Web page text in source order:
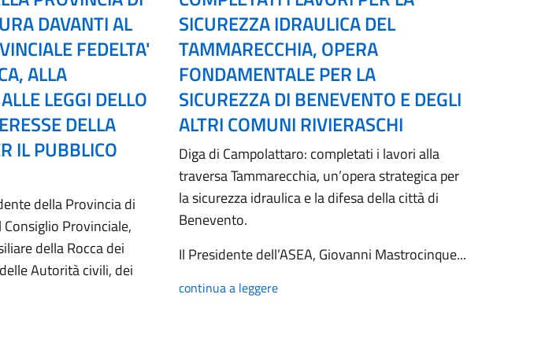
DAVANTI AL
FEDELTA'
ALLA
LEGGI DELLO
DELLA
IL PUBBLICO
della Provincia di
Provinciale,
della Rocca dei
Autorità civili, dei
SICUREZZA IDRAULICA DEL
TAMMARECCHIA, OPERA
FONDAMENTALE PER LA
SICUREZZA DI BENEVENTO E DEGLI
ALTRI COMUNI RIVIERASCHI
Diga di Campolattaro: completati i lavori alla
traversa Tammarecchia, un’opera strategica per
la sicurezza idraulica e la difesa della città di
Benevento.
Il Presidente dell’ASEA, Giovanni Mastrocinque...
continua a leggere